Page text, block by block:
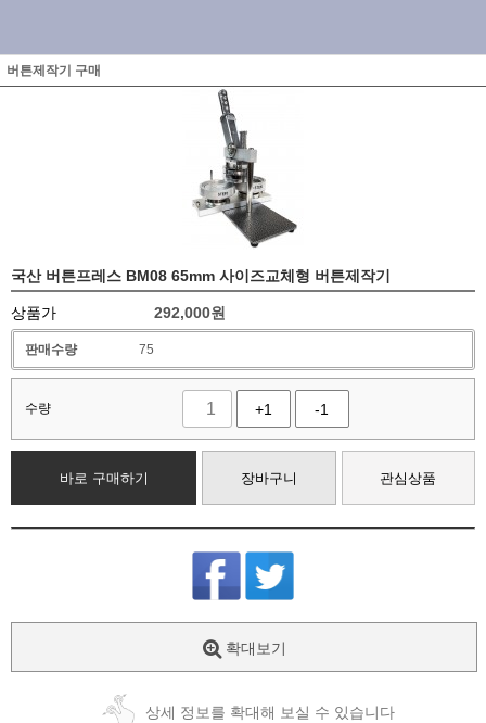
버튼제작기 구매
국산 버튼프레스 BM08 65mm 사이즈교체형 버튼제작기
상품가 292,000원
판매수량 75
수량 +1 -1
바로 구매하기 장바구니 관심상품
확대보기
상세 정보를 확대해 보실 수 있습니다